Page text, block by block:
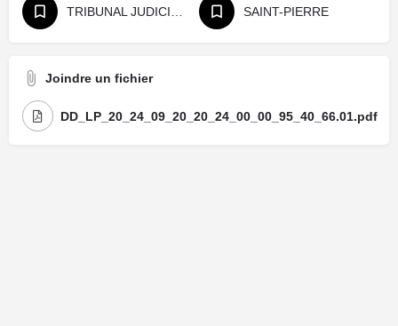
SAINT-PIERRE
Joindre un fichier
DD_LP_20_24_09_20_20_24_00_00_95_40_66.01.pdf